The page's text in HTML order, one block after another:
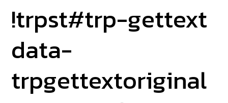
!trpst#trp-gettext
data-
trpgettextoriginal